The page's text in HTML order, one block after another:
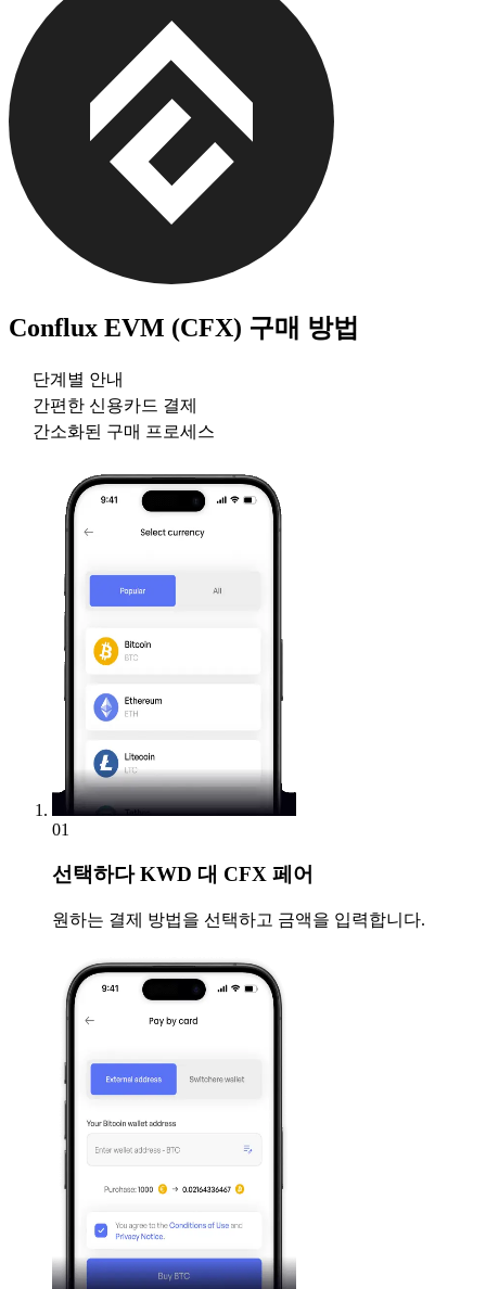
Conflux EVM (CFX) 구매 방법
단계별 안내
간편한 신용카드 결제
간소화된 구매 프로세스
01
선택하다KWD 대 CFX 페어
원하는 결제 방법을 선택하고 금액을 입력합니다.